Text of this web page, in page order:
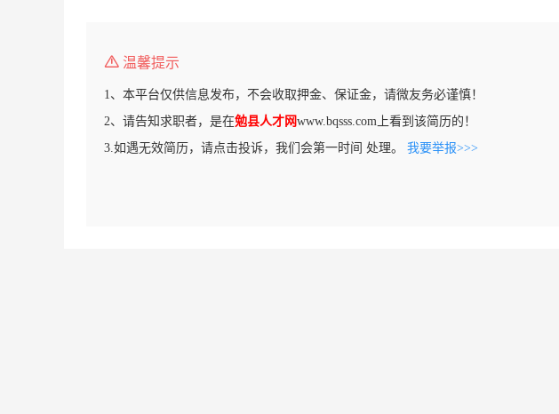
温馨提示
1、本平台仅供信息发布，不会收取押金、保证金，请微友务必谨慎！
2、请告知求职者，是在勉县人才网www.bqsss.com上看到该简历的！
3.如遇无效简历，请点击投诉，我们会第一时间 处理。 我要举报>>>